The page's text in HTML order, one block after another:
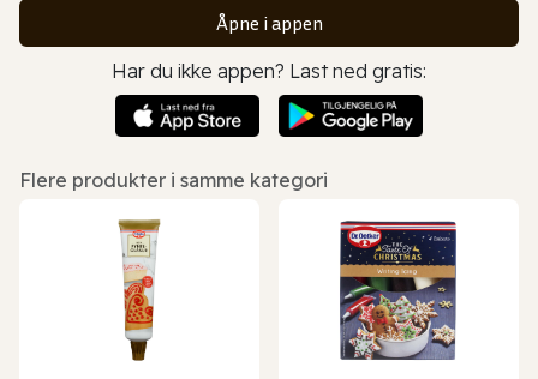
Åpne i appen
Har du ikke appen? Last ned gratis:
Flere produkter i samme kategori